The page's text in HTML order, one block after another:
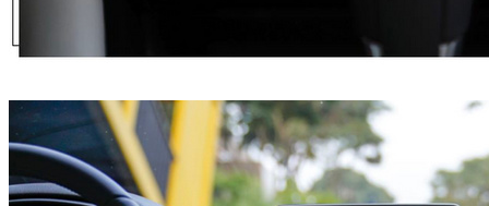
特兹2.5L蓝天运动版还配有腰部支撑功能，更舒适，雅阁在安